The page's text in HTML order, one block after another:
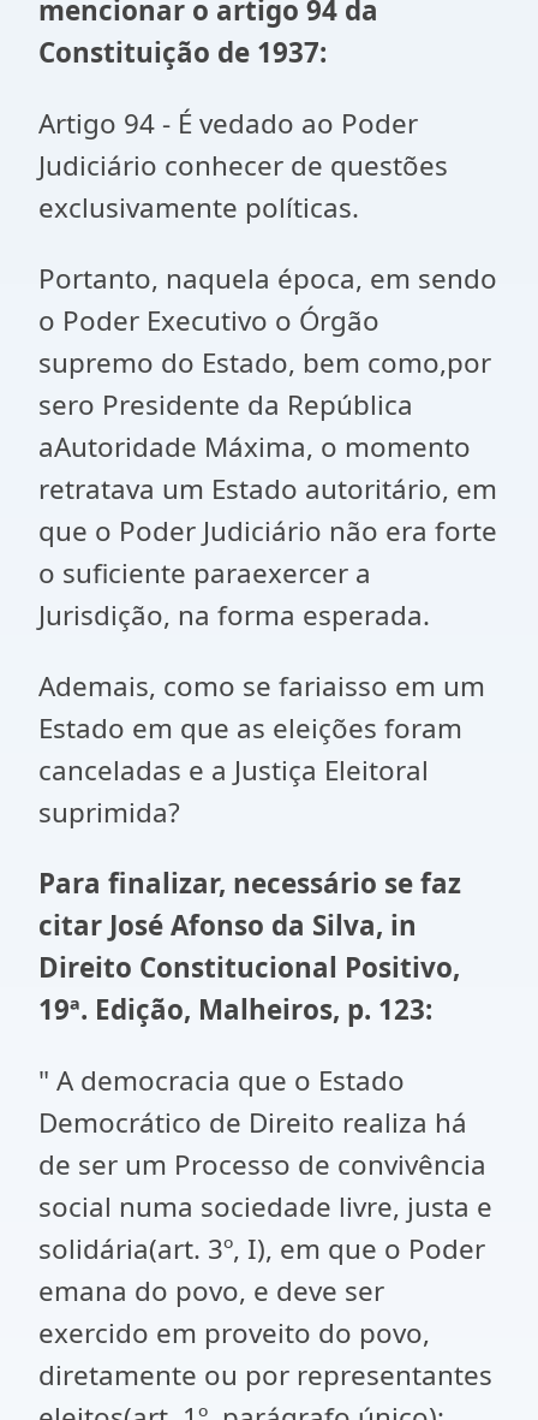
mencionar o artigo 94 da
Constituição de 1937:
Artigo 94 - É vedado ao Poder
Judiciário conhecer de questões
exclusivamente políticas.
Portanto, naquela época, em sendo
o Poder Executivo o Órgão
supremo do Estado, bem como,por
sero Presidente da República
aAutoridade Máxima, o momento
retratava um Estado autoritário, em
que o Poder Judiciário não era forte
o suficiente paraexercer a
Jurisdição, na forma esperada.
Ademais, como se fariaisso em um
Estado em que as eleições foram
canceladas e a Justiça Eleitoral
suprimida?
Para finalizar, necessário se faz
citar José Afonso da Silva, in
Direito Constitucional Positivo,
19ª. Edição, Malheiros, p. 123:
" A democracia que o Estado
Democrático de Direito realiza há
de ser um Processo de convivência
social numa sociedade livre, justa e
solidária(art. 3º, I), em que o Poder
emana do povo, e deve ser
exercido em proveito do povo,
diretamente ou por representantes